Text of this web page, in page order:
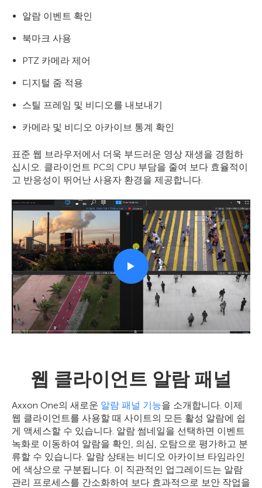
알람 이벤트 확인
북마크 사용
PTZ 카메라 제어
디지털 줌 적용
스틸 프레임 및 비디오를 내보내기
카메라 및 비디오 아카이브 통계 확인
표준 웹 브라우저에서 더욱 부드러운 영상 재생을 경험하
십시오. 클라이언트 PC의 CPU 부담을 줄여 보다 효율적이
고 반응성이 뛰어난 사용자 환경을 제공합니다.
웹 클라이언트 알람 패널
Axxon One의 새로운 알람 패널 기능을 소개합니다. 이제
웹 클라이언트를 사용할 때 사이트의 모든 활성 알람에 쉽
게 액세스할 수 있습니다. 알람 썸네일을 선택하면 이벤트
녹화로 이동하여 알람을 확인, 의심, 오탐으로 평가하고 분
류할 수 있습니다. 알람 상태는 비디오 아카이브 타임라인
에 색상으로 구분됩니다. 이 직관적인 업그레이드는 알람
관리 프로세스를 간소화하여 보다 효과적으로 보안 작업을